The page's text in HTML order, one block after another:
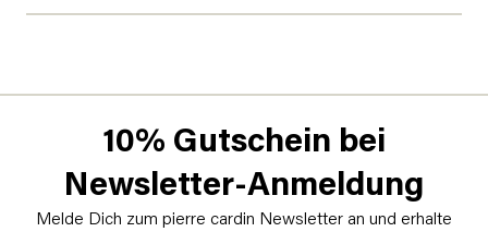
10% Gutschein bei
Newsletter-Anmeldung
Melde Dich zum pierre cardin Newsletter an und erhalte